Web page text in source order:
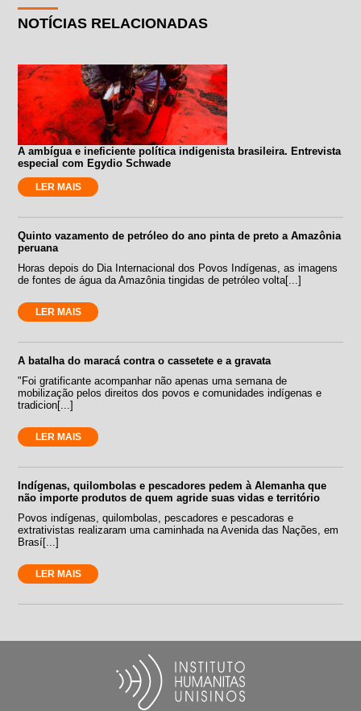
NOTÍCIAS RELACIONADAS
A ambígua e ineficiente política indigenista brasileira. Entrevista
especial com Egydio Schwade
LER MAIS
Quinto vazamento de petróleo do ano pinta de preto a Amazônia
peruana
Horas depois do Dia Internacional dos Povos Indígenas, as imagens
de fontes de água da Amazônia tingidas de petróleo volta[...]
LER MAIS
A batalha do maracá contra o cassetete e a gravata
"Foi gratificante acompanhar não apenas uma semana de
mobilização pelos direitos dos povos e comunidades indígenas e
tradicion[...]
LER MAIS
Indígenas, quilombolas e pescadores pedem à Alemanha que
não importe produtos de quem agride suas vidas e território
Povos indígenas, quilombolas, pescadores e pescadoras e
extrativistas realizaram uma caminhada na Avenida das Nações, em
Brasí[...]
LER MAIS